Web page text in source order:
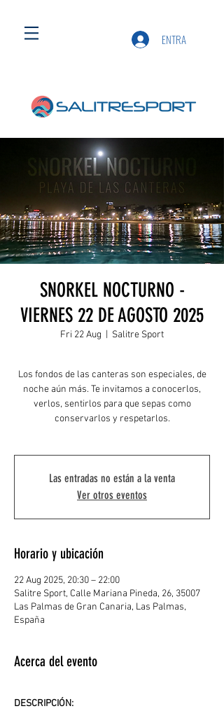
ENTRA
SNORKEL NOCTURNO -
VIERNES 22 DE AGOSTO 2025
Fri 22 Aug Salitre Sport
Los fondos de las canteras son especiales, de
noche aún más. Te invitamos a conocerlos,
verlos, sentirlos para que sepas como
conservarlos y respetarlos.
Las entradas no están a la venta
Ver otros eventos
Horario y ubicación
22 Aug 2025, 20:30 – 22:00
Salitre Sport, Calle Mariana Pineda, 26, 35007
Las Palmas de Gran Canaria, Las Palmas,
España
Acerca del evento
DESCRIPCIÓN: